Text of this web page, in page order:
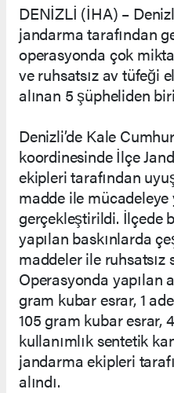
DENİZLİ (İHA) –
jandarma tarafından
operasyonda çok
ve ruhsatsız av tüfeği
alınan 5 şüpheliden
Denizli’de Kale
koordinesinde İlçe
ekipleri tarafından
madde ile
gerçekleştirildi. İlçede
yapılan baskınlarda
maddeler ile ruhsatsız
Operasyonda yapılan
gram kubar esrar, 1
105 gram kubar esrar,
kullanımlık sentetik
jandarma ekipleri
alındı.